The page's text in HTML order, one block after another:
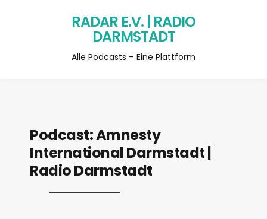
RADAR E.V. | RADIO
DARMSTADT
Alle Podcasts – Eine Plattform
Podcast:Amnesty
International Darmstadt |
Radio Darmstadt